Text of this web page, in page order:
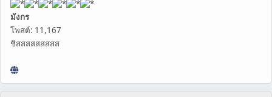
มังกร
โพสต์: 11,167
ชิสสสสสสสสส